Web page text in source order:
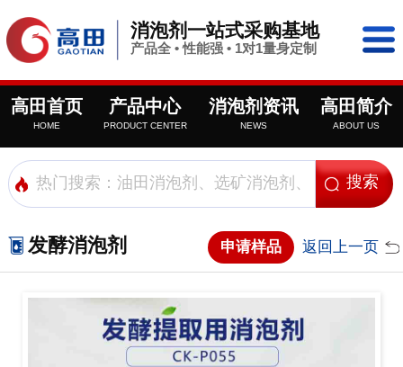
消泡剂一站式采购基地
产品全 • 性能强 • 1对1量身定制
高田首页
HOME
产品中心
PRODUCT CENTER
消泡剂资讯
NEWS
高田简介
ABOUT US
发酵消泡剂 申请样品 返回上一页